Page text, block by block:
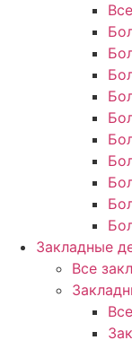
Закладные
Все